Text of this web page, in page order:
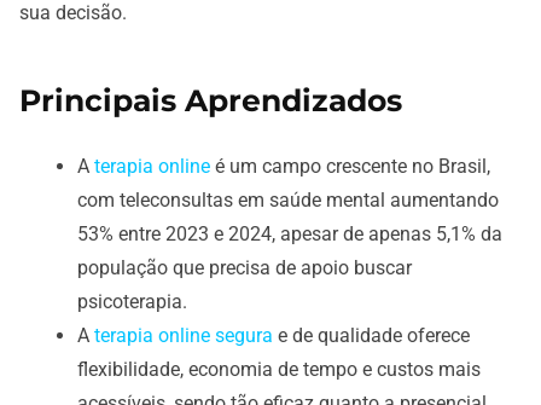
sua decisão.
Principais Aprendizados
A terapia online é um campo crescente no Brasil,
com teleconsultas em saúde mental aumentando
53% entre 2023 e 2024, apesar de apenas 5,1% da
população que precisa de apoio buscar
psicoterapia.
A terapia online segura e de qualidade oferece
flexibilidade, economia de tempo e custos mais